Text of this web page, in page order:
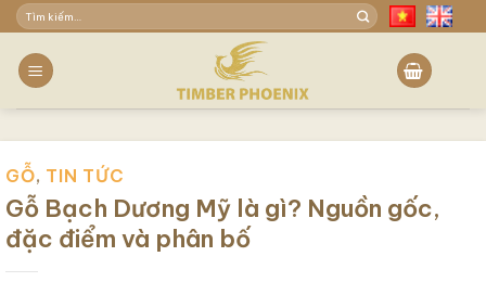
Skip
to
content
Tìm
GỖ, TIN TỨC
Gỗ Bạch Dương Mỹ là gì? Nguồn gốc,
đặc điểm và phân bố